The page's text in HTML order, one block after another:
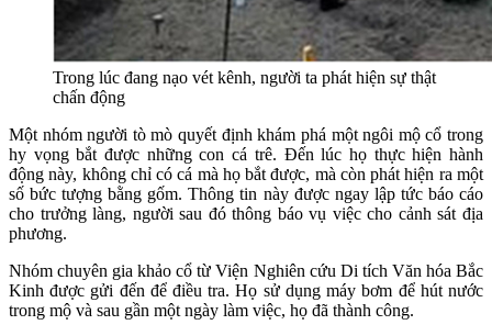
Trong lúc đang nạo vét kênh, người ta phát hiện sự thật
chấn động
Một nhóm người tò mò quyết định khám phá một ngôi mộ cổ trong
hy vọng bắt được những con cá trê. Đến lúc họ thực hiện hành
động này, không chỉ có cá mà họ bắt được, mà còn phát hiện ra một
số bức tượng bằng gốm. Thông tin này được ngay lập tức báo cáo
cho trưởng làng, người sau đó thông báo vụ việc cho cảnh sát địa
phương.
Nhóm chuyên gia khảo cổ từ Viện Nghiên cứu Di tích Văn hóa Bắc
Kinh được gửi đến để điều tra. Họ sử dụng máy bơm để hút nước
trong mộ và sau gần một ngày làm việc, họ đã thành công.